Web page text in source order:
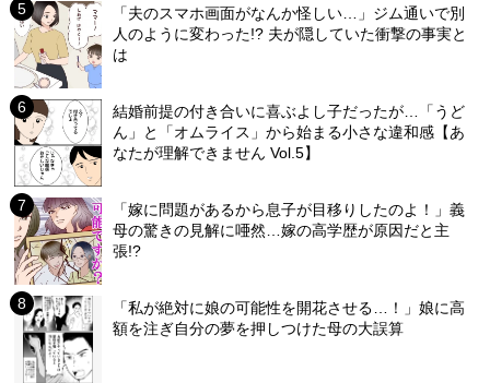
「夫のスマホ画面がなんか怪しい…」ジム通いで別
人のように変わった!? 夫が隠していた衝撃の事実と
は
結婚前提の付き合いに喜ぶよし子だったが…「うど
ん」と「オムライス」から始まる小さな違和感【あ
なたが理解できません Vol.5】
「嫁に問題があるから息子が目移りしたのよ！」義
母の驚きの見解に唖然…嫁の高学歴が原因だと主
張!?
「私が絶対に娘の可能性を開花させる…！」娘に高
額を注ぎ自分の夢を押しつけた母の大誤算